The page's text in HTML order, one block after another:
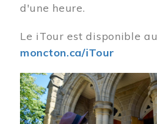
d'une heure.
Le iTour est disponible au
moncton.ca/iTour